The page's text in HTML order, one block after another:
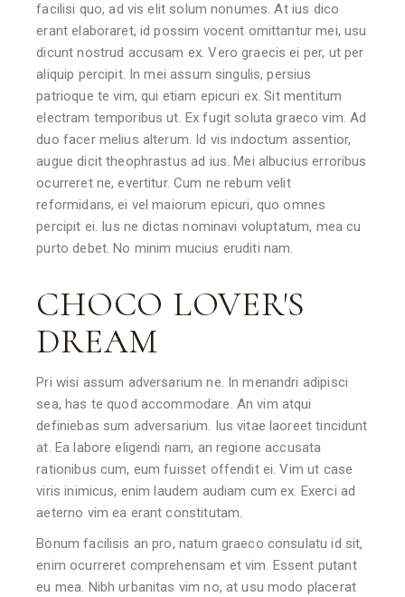
facilisi quo, ad vis elit solum nonumes. At ius dico
erant elaboraret, id possim vocent omittantur mei, usu
dicunt nostrud accusam ex. Vero graecis ei per, ut per
aliquip percipit. In mei assum singulis, persius
patrioque te vim, qui etiam epicuri ex. Sit mentitum
electram temporibus ut. Ex fugit soluta graeco vim. Ad
duo facer melius alterum. Id vis indoctum assentior,
augue dicit theophrastus ad ius. Mei albucius erroribus
ocurreret ne, evertitur. Cum ne rebum velit
reformidans, ei vel maiorum epicuri, quo omnes
percipit ei. Ius ne dictas nominavi voluptatum, mea cu
purto debet. No minim mucius eruditi nam.
CHOCO LOVER'S
DREAM
Pri wisi assum adversarium ne. In menandri adipisci
sea, has te quod accommodare. An vim atqui
definiebas sum adversarium. Ius vitae laoreet tincidunt
at. Ea labore eligendi nam, an regione accusata
rationibus cum, eum fuisset offendit ei. Vim ut case
viris inimicus, enim laudem audiam cum ex. Exerci ad
aeterno vim ea erant constitutam.
Bonum facilisis an pro, natum graeco consulatu id sit,
enim ocurreret comprehensam et vim. Essent putant
eu mea. Nibh urbanitas vim no, at usu modo placerat